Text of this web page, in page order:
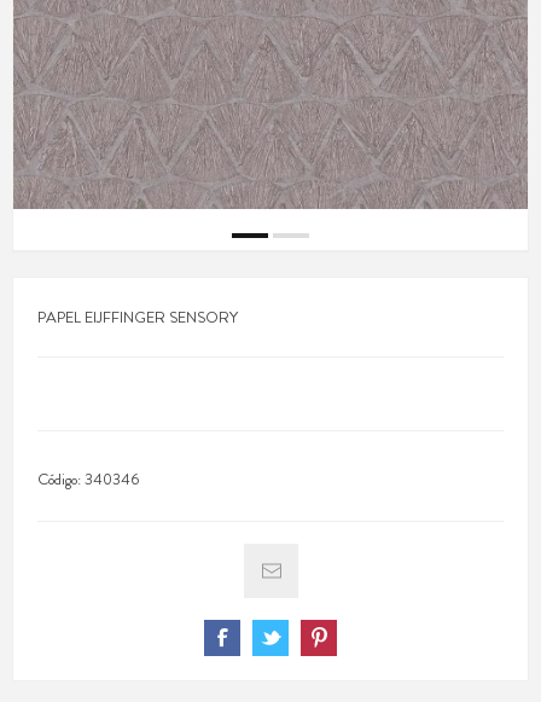
PAPEL EIJFFINGER SENSORY
Código:340346